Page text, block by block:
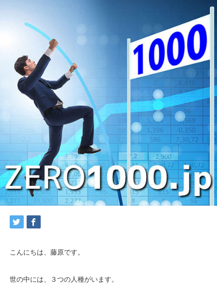
こんにちは、藤原です。
世の中には、３つの人種がいます。